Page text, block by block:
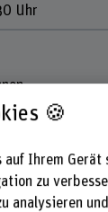
Uhr
🍪
auf Ihrem Gerät
zu
analysieren